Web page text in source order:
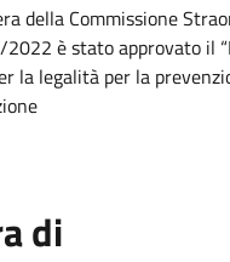
della Commissione
è stato approvato il
la legalità per la
di